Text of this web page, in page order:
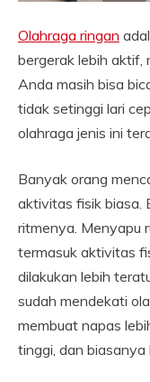
Olahraga ringan
bergerak lebih aktif,
Anda masih bisa
tidak setinggi lari
olahraga jenis ini
Banyak orang
aktivitas fisik biasa.
ritmenya. Menyapu
termasuk aktivitas
dilakukan lebih
sudah mendekati
membuat napas
tinggi, dan biasanya